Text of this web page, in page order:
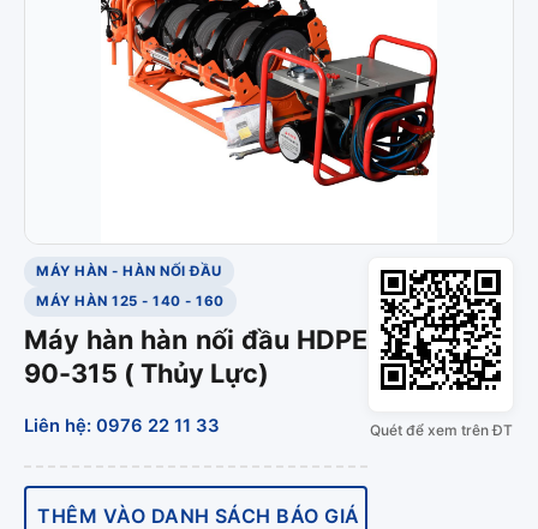
MÁY HÀN - HÀN NỐI ĐẦU
MÁY HÀN 125 - 140 - 160
Máy hàn hàn nối đầu HDPE
90-315 ( Thủy Lực)
Liên hệ: 0976 22 11 33
THÊM VÀO DANH SÁCH BÁO GIÁ
Quét để xem trên ĐT